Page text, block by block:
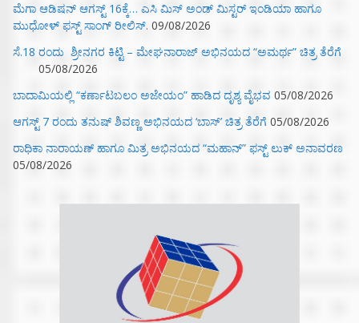
ಮೆಗಾ ಆಡಿಷನ್ ಆಗಸ್ಟ್ 16ಕ್ಕೆ… ಎಸಿ ಮಿಸ್ ಅಂಡ್ ಮಿಸ್ಟರ್ ಇಂಡಿಯಾ ಹಾಗೂ
ಮುಧೋಳ್ ಫಸ್ಟ್ ಸಾಂಗ್ ರೀಲಿಸ್. 09/08/2026
ಸೆ.18 ರಂದು ಶ್ರೀನಗರ ಕಿಟ್ಟಿ – ಮೇಘನಾರಾಜ್ ಅಭಿನಯದ “ಅಮರ್ಥ” ಚಿತ್ರ ತೆರೆಗೆ
05/08/2026
ಬಾದಾಮಿಯಲ್ಲಿ “ಕರ್ಣಾಟಬಲಂ ಅಜೇಯಂ” ಹಾಡಿದ ದೃಶ್ಯ ವೈಭವ 05/08/2026
ಆಗಸ್ಟ್ 7 ರಂದು ತನುಷ್ ಶಿವಣ್ಣ ಅಭಿನಯದ ‘ಬಾಸ್’ ಚಿತ್ರ ತೆರೆಗೆ 05/08/2026
ರಾಧಿಕಾ ನಾರಾಯಣ್ ಹಾಗೂ ಮಿತ್ರ ಅಭಿನಯದ “ಮಹಾನ್” ಫಸ್ಟ್ ಲುಕ್ ಅನಾವರಣ
05/08/2026